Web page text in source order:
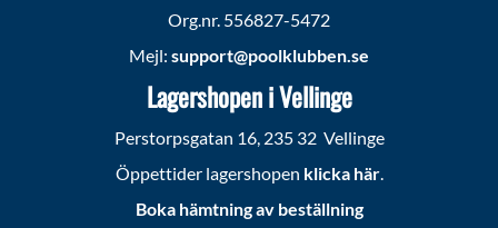
Org.nr. 556827-5472
Mejl: support@poolklubben.se
Lagershopen i Vellinge
Perstorpsgatan 16, 235 32 Vellinge
Öppettider lagershopen klicka här.
Boka hämtning av beställning